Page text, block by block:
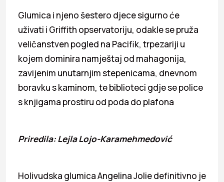
Glumica i njeno šestero djece sigurno će
uživati i Griffith opservatoriju, odakle se pruža
veličanstven pogled na Pacifik, trpezariji u
kojem dominira namještaj od mahagonija,
zavijenim unutarnjim stepenicama, dnevnom
boravku s kaminom, te biblioteci gdje se police
s knjigama prostiru od poda do plafona
Priredila: Lejla Lojo-Karamehmedović
Holivudska glumica Angelina Jolie definitivno je